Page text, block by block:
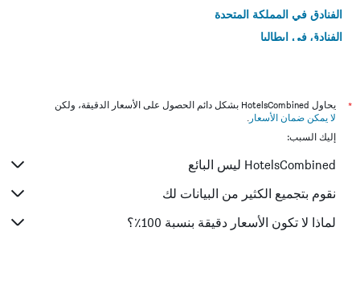
الفنادق في المملكة المتحدة
الفنادق في إيطاليا
*
يحاول HotelsCombined بشكل دائم الحصول على الأسعار الدقيقة، ولكن
لا يمكن ضمان الأسعار .
إليك السبب:
HotelsCombined ليس البائع
نقوم بتجميع الكثير من البيانات لك
لماذا لا تكون الأسعار دقيقة بنسبة 100٪؟